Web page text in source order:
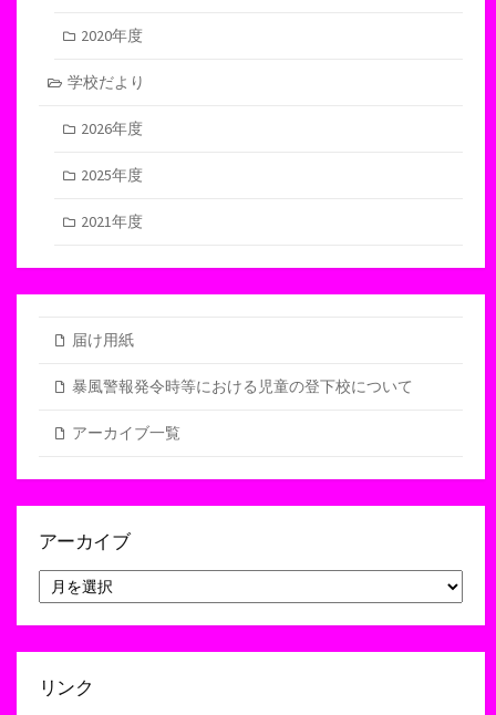
2020年度
学校だより
2026年度
2025年度
2021年度
届け用紙
暴風警報発令時等における児童の登下校について
アーカイブ一覧
アーカイブ
ー
カ
リンク